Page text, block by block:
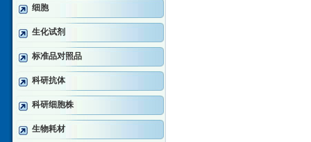
细胞
生化试剂
标准品对照品
科研抗体
科研细胞株
生物耗材